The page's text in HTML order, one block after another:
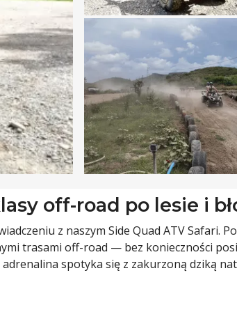
off-road po lesie i
z naszym Side Quad ATV Safari.
trasami off-road — bez konieczności
spotyka się z zakurzoną dziką